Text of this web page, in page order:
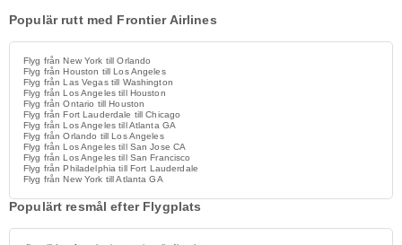
Populär rutt med Frontier Airlines
Flyg från New York till Orlando
Flyg från Houston till Los Angeles
Flyg från Las Vegas till Washington
Flyg från Los Angeles till Houston
Flyg från Ontario till Houston
Flyg från Fort Lauderdale till Chicago
Flyg från Los Angeles till Atlanta GA
Flyg från Orlando till Los Angeles
Flyg från Los Angeles till San Jose CA
Flyg från Los Angeles till San Francisco
Flyg från Philadelphia till Fort Lauderdale
Flyg från New York till Atlanta GA
Populärt resmål efter Flygplats